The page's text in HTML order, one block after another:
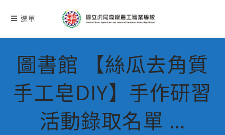
選單
圖書館 【絲瓜去角質
手工皂DIY】手作研習
活動錄取名單 …